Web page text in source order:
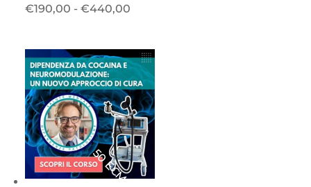
€190,00 - €440,00
da
€190,00
a
€440,00
50 ECM